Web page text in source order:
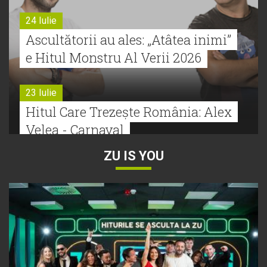
24 Iulie
Ascultătorii au ales: „Atâtea inimi”
e Hitul Monstru Al Verii 2026
23 Iulie
Hitul Care Trezește România: Alex
Velea - Carnaval
Bătălie strânsă la Hitul Monstru Al
Verii: Cabron versus Faydee
21 Iulie
Dă volumul mai tare! Cabron vine
ZU IS YOU